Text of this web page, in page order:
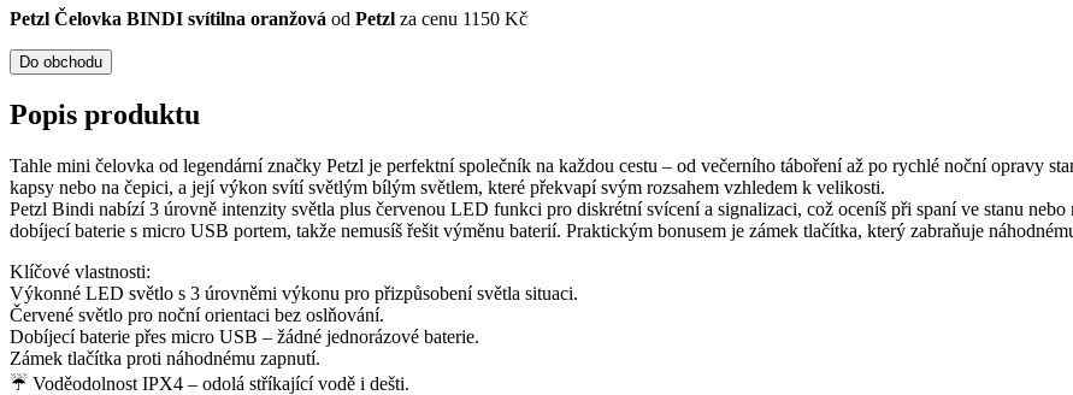
Petzl Čelovka BINDI svítilna oranžová od Petzl za cenu 1150 Kč
Do obchodu
Popis produktu
Tahle mini čelovka od legendární značky Petzl je perfektní společník na každou cestu – od večerního táboření až po rychlé noční opravy
kapsy nebo na čepici, a její výkon svítí světlým bílým světlem, které překvapí svým rozsahem vzhledem k velikosti.
Petzl Bindi nabízí 3 úrovně intenzity světla plus červenou LED funkci pro diskrétní svícení a signalizaci, což oceníš při spaní ve stanu
dobíjecí baterie s micro USB portem, takže nemusíš řešit výměnu baterií. Praktickým bonusem je zámek tlačítka, který zabraňuje
Klíčové vlastnosti:
Výkonné LED světlo s 3 úrovněmi výkonu pro přizpůsobení světla situaci.
Červené světlo pro noční orientaci bez oslňování.
Dobíjecí baterie přes micro USB – žádné jednorázové baterie.
Zámek tlačítka proti náhodnému zapnutí.
☔ Voděodolnost IPX4 – odolá stříkající vodě i dešti.